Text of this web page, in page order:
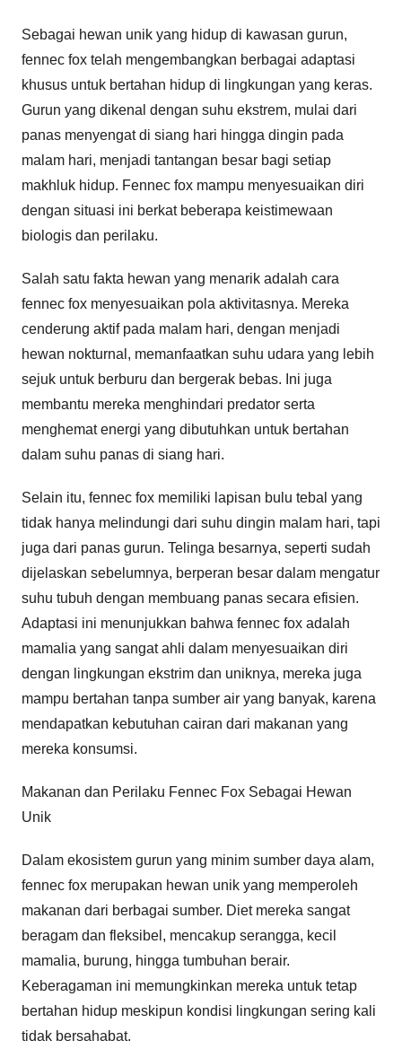
Sebagai hewan unik yang hidup di kawasan gurun,
fennec fox telah mengembangkan berbagai adaptasi
khusus untuk bertahan hidup di lingkungan yang keras.
Gurun yang dikenal dengan suhu ekstrem, mulai dari
panas menyengat di siang hari hingga dingin pada
malam hari, menjadi tantangan besar bagi setiap
makhluk hidup. Fennec fox mampu menyesuaikan diri
dengan situasi ini berkat beberapa keistimewaan
biologis dan perilaku.
Salah satu fakta hewan yang menarik adalah cara
fennec fox menyesuaikan pola aktivitasnya. Mereka
cenderung aktif pada malam hari, dengan menjadi
hewan nokturnal, memanfaatkan suhu udara yang lebih
sejuk untuk berburu dan bergerak bebas. Ini juga
membantu mereka menghindari predator serta
menghemat energi yang dibutuhkan untuk bertahan
dalam suhu panas di siang hari.
Selain itu, fennec fox memiliki lapisan bulu tebal yang
tidak hanya melindungi dari suhu dingin malam hari, tapi
juga dari panas gurun. Telinga besarnya, seperti sudah
dijelaskan sebelumnya, berperan besar dalam mengatur
suhu tubuh dengan membuang panas secara efisien.
Adaptasi ini menunjukkan bahwa fennec fox adalah
mamalia yang sangat ahli dalam menyesuaikan diri
dengan lingkungan ekstrim dan uniknya, mereka juga
mampu bertahan tanpa sumber air yang banyak, karena
mendapatkan kebutuhan cairan dari makanan yang
mereka konsumsi.
Makanan dan Perilaku Fennec Fox Sebagai Hewan
Unik
Dalam ekosistem gurun yang minim sumber daya alam,
fennec fox merupakan hewan unik yang memperoleh
makanan dari berbagai sumber. Diet mereka sangat
beragam dan fleksibel, mencakup serangga, kecil
mamalia, burung, hingga tumbuhan berair.
Keberagaman ini memungkinkan mereka untuk tetap
bertahan hidup meskipun kondisi lingkungan sering kali
tidak bersahabat.